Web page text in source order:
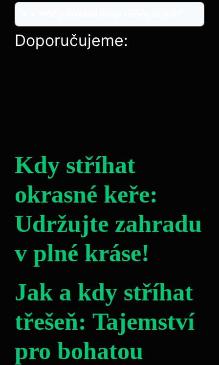
Doporučujeme:
Kdy stříhat
okrasné keře:
Udržujte zahradu
v plné kráse!
Jak a kdy stříhat
třešeň: Tajemství
pro bohatou